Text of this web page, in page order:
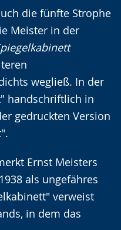
die fünfte Strophe
Meister in der
wegließ. In der
handschriftlich in
gedruckten Version
Ernst Meisters
als ungefähres
verweist
in dem das